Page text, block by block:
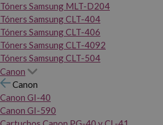
Tóners Samsung MLT-D204
Tóners Samsung CLT-404
Tóners Samsung CLT-406
Tóners Samsung CLT-4092
Tóners Samsung CLT-504
Canon
Canon
Canon GI-40
Canon GI-590